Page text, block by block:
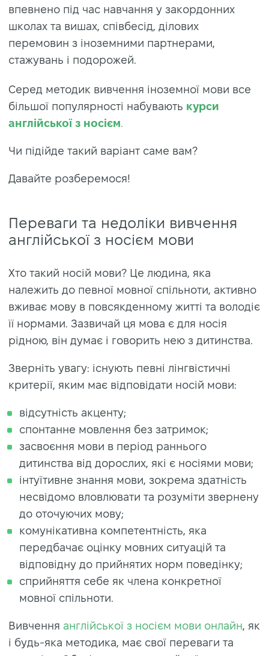
впевнено під час навчання у закордонних
школах та вишах, співбесід, ділових
перемовин з іноземними партнерами,
стажувань і подорожей.
Серед методик вивчення іноземної мови все
більшої популярності набувають курси
англійської з носієм.
Чи підійде такий варіант саме вам?
Давайте розберемося!
Переваги та недоліки вивчення
англійської з носієм мови
Хто такий носій мови? Це людина, яка
належить до певної мовної спільноти, активно
вживає мову в повсякденному житті та володіє
її нормами. Зазвичай ця мова є для носія
рідною, він думає і говорить нею з дитинства.
Зверніть увагу: існують певні лінгвістичні
критерії, яким має відповідати носій мови:
відсутність акценту;
спонтанне мовлення без затримок;
засвоєння мови в період раннього
дитинства від дорослих, які є носіями мови;
інтуїтивне знання мови, зокрема здатність
несвідомо вловлювати та розуміти звернену
до оточуючих мову;
комунікативна компетентність, яка
передбачає оцінку мовних ситуацій та
відповідну до прийнятих норм поведінку;
сприйняття себе як члена конкретної
мовної спільноти.
Вивчення англійської з носієм мови онлайн, як
і будь-яка методика, має свої переваги та